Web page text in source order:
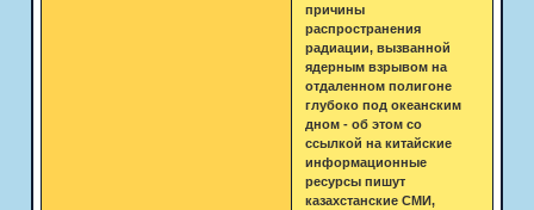
причины
распространения
радиации, вызванной
ядерным взрывом на
отдаленном полигоне
глубоко под океанским
дном - об этом со
ссылкой на китайские
информационные
ресурсы пишут
казахстанские СМИ,